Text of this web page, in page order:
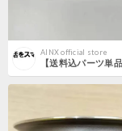
AINX official store